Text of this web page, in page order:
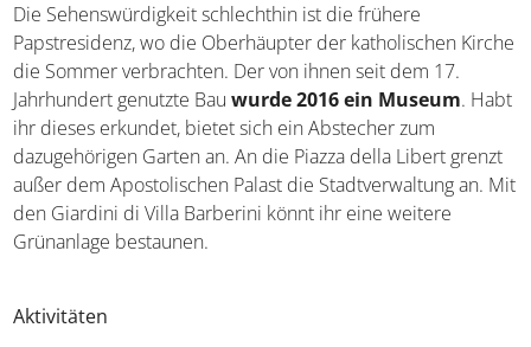
Die Sehenswürdigkeit schlechthin ist die frühere
Papstresidenz, wo die Oberhäupter der katholischen Kirche
die Sommer verbrachten. Der von ihnen seit dem 17.
Jahrhundert genutzte Bauwurde 2016 ein Museum. Habt
ihr dieses erkundet, bietet sich ein Abstecher zum
dazugehörigen Garten an. An die Piazza della Libert grenzt
außer dem Apostolischen Palast die Stadtverwaltung an. Mit
den Giardini di Villa Barberini könnt ihr eine weitere
Grünanlage bestaunen.
Aktivitäten